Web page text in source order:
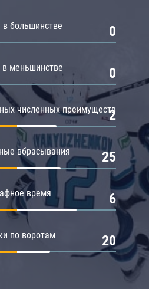
большинстве 0
меньшинстве 0
численных преимуществ
2
вбрасывания 25
время 6
по воротам 20